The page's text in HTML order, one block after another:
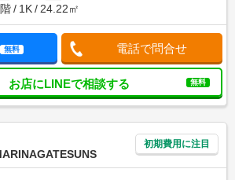
1K 24.22㎡
無料 電話で問合せ
お店にLINEで相談する 無料
初期費用に注目